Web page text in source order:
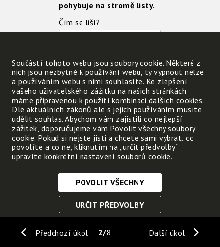
pohybuje na stromě listy.
Čím se liší?
Kdy mluvíme o vánku a kdy
o vichřici?
Vánek je
Vichřice je
Která další označení větru znáš?
Předchozí úkol Další úkol
2 8
Součástí tohoto webu jsou soubory cookie. Některé z
nich jsou nezbytné k používání webu, ty vypnout nelze
a používáním webu s nimi souhlasíte. Ke zlepšení
vašeho uživatelského zážitku na našich stránkách
máme připravenou k použití kombinaci dalších cookies.
Dle aktuálních zákonů ale s jejich používáním musíte
udělit souhlas. Abychom vám zajistili co nejlepší
zážitek, doporučujeme vám Povolit všechny soubory
cookie. Pokud si nejste jisti a chcete sami vybrat, co
povolíte a co ne, kliknutím na „určit předvolby“
upravíte konkrétní nastavení souborů cookie.
Nezbytně nutné cookies
Tyto soubory cookie jsou nezbytné, abyste se mohli
funkce. Bez těchto cookies by webové stránky
POVOLIT VŠECHNY
URČIT PŘEDVOLBY